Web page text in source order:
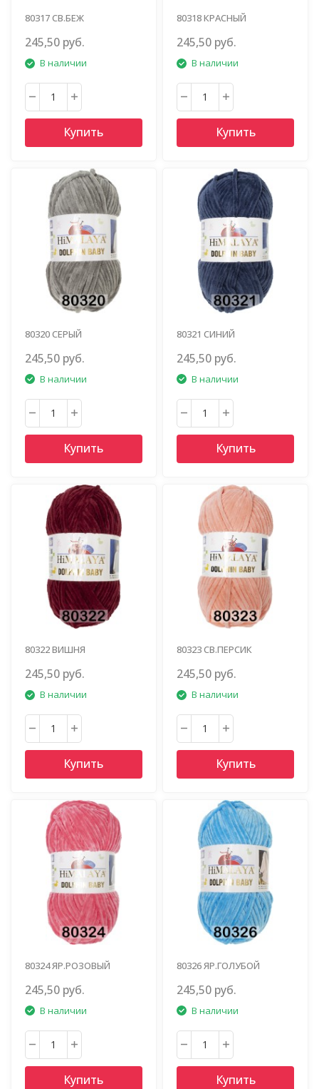
80317 СВ.БЕЖ
245,50 руб.
В наличии
Купить
80318 КРАСНЫЙ
245,50 руб.
В наличии
Купить
80320 СЕРЫЙ
245,50 руб.
В наличии
Купить
80321 СИНИЙ
245,50 руб.
В наличии
Купить
80322 ВИШНЯ
245,50 руб.
В наличии
Купить
80323 СВ.ПЕРСИК
245,50 руб.
В наличии
Купить
80324 ЯР.РОЗОВЫЙ
245,50 руб.
В наличии
Купить
80326 ЯР.ГОЛУБОЙ
245,50 руб.
В наличии
Купить